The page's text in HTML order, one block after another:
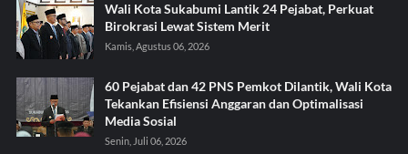
Wali Kota Sukabumi Lantik 24 Pejabat, Perkuat
Birokrasi Lewat Sistem Merit
Kamis, Agustus 06, 2026
60 Pejabat dan 42 PNS Pemkot Dilantik, Wali Kota
Tekankan Efisiensi Anggaran dan Optimalisasi
Media Sosial
Senin, Juli 06, 2026